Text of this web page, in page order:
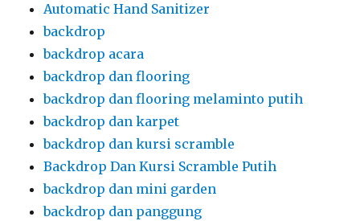
Automatic Hand Sanitizer
backdrop
backdrop acara
backdrop dan flooring
backdrop dan flooring melaminto putih
backdrop dan karpet
backdrop dan kursi scramble
Backdrop Dan Kursi Scramble Putih
backdrop dan mini garden
backdrop dan panggung